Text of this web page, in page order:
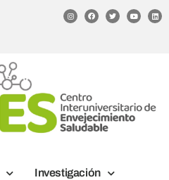
Investigación